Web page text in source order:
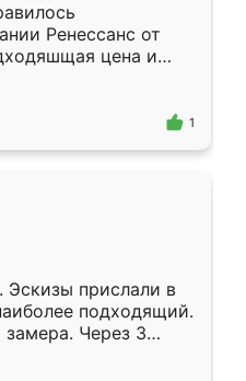
Ренессанс от
цена и
Приехавший
самый
1
Эскизы прислали в
подходящий.
замера. Через 3
готова. Остались
Ренессанс